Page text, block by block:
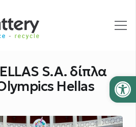
S.A. δίπλα
Hellas